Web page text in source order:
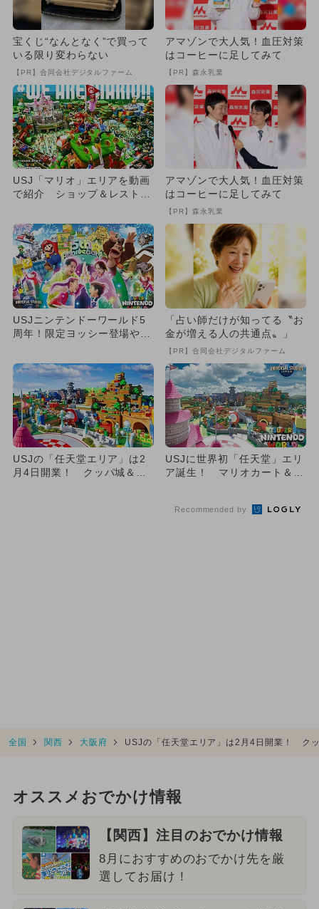
宝くじ“なんとなく”で買って
いる限り変わらない
【PR】合同会社デジタルファーム
アマゾンで大人気！血圧対策
はコーヒーに足してみて
【PR】森永乳業
USJ「マリオ」エリアを動画
で紹介 ショップ＆レストラ
アマゾンで大人気！血圧対策
はコーヒーに足してみて
【PR】森永乳業
USJニンテンドーワールド5
周年！限定ヨッシー登場やエ
「占い師だけが知ってる〝お
金が増える人の共通点〟」
【PR】合同会社デジタルファーム
USJの「任天堂エリア」は2
月4日開業！ クッパ城＆新
USJに世界初「任天堂」エリ
ア誕生！ マリオカート＆ク
Recommended by
全国 関西 大阪府 USJの「任天堂エリア」は2月4日開業！ ク
オススメおでかけ情報
【関西】注目のおでかけ情報
8月におすすめのおでかけ先を厳
選してお届け！